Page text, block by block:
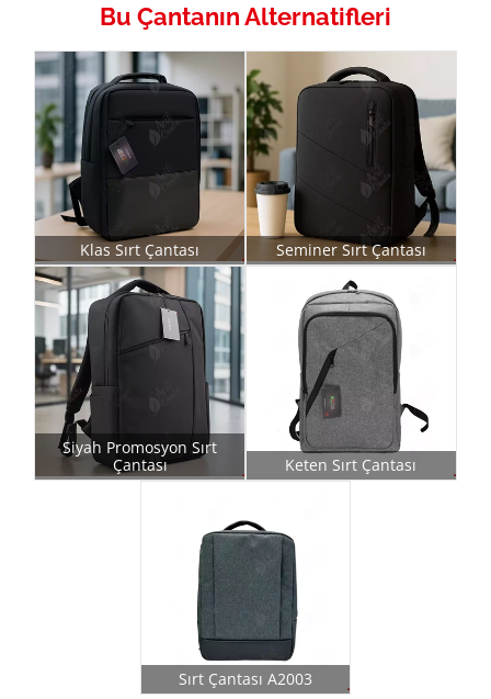
Bu Çantanın Alternatifleri
Klas Sırt Çantası Seminer Sırt Çantası
Siyah Promosyon Sırt
Çantası
Keten Sırt Çantası
Sırt Çantası A2003